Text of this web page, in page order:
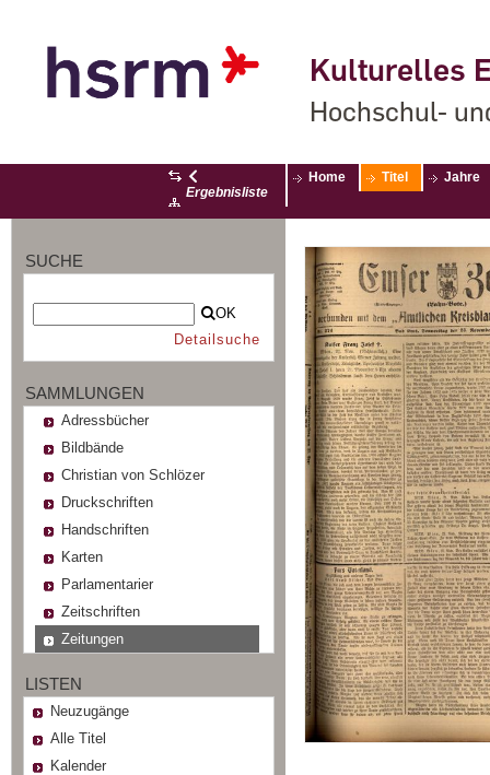
Kulturelles
Hochschul-
Ergebnisliste
Home Titel Jahre
SUCHE
OK
Detailsuche
SAMMLUNGEN
Adressbücher
Bildbände
Christian von Schlözer
Druckschriften
Handschriften
Karten
Parlamentarier
Zeitschriften
Zeitungen
LISTEN
Neuzugänge
Alle Titel
Kalender